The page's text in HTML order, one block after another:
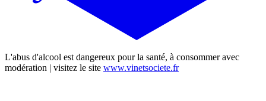
L'abus d'alcool est dangereux pour la santé, à consommer avec
modération | visitez le site www.vinetsociete.fr